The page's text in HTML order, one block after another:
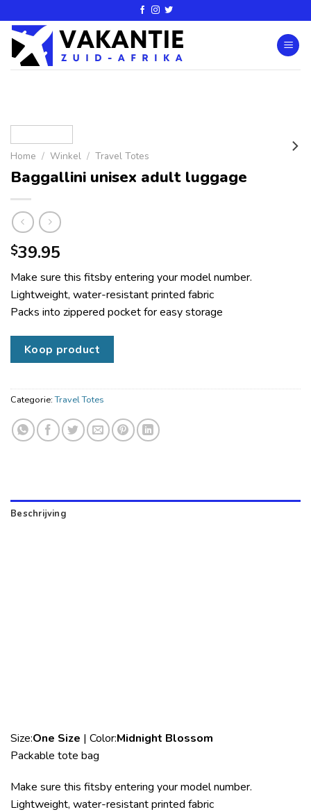
Home / Winkel / Travel Totes
Baggallini unisex adult luggage
$39.95
Make sure this fitsby entering your model number.
Lightweight, water-resistant printed fabric
Packs into zippered pocket for easy storage
Koop product
Categorie:Travel Totes
Beschrijving
Size:One Size | Color:Midnight Blossom
Packable tote bag
Make sure this fitsby entering your model number.
Lightweight, water-resistant printed fabric